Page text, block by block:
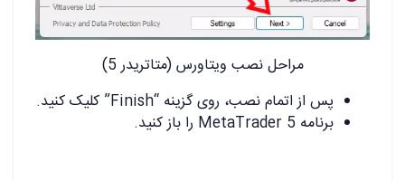
مراحل نصب ویتاورس (متاتریدر 5)
پس از اتمام نصب، روی گزینه “Finish” کلیک کنید.
برنامه MetaTrader 5 را باز کنید.